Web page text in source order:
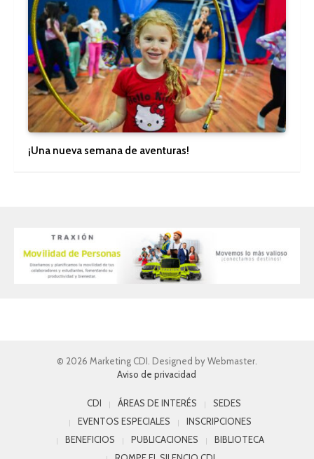
¡Una nueva semana de aventuras!
© 2026 Marketing CDI. Designed by Webmaster.
Aviso de privacidad
CDI ÁREAS DE INTERÉS
SEDES
EVENTOS ESPECIALES
INSCRIPCIONES
BENEFICIOS
PUBLICACIONES
BIBLIOTECA